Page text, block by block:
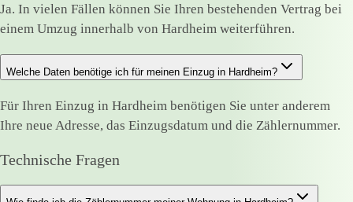
Ja. In vielen Fällen können Sie Ihren bestehenden Vertrag bei
einem Umzug innerhalb von Hardheim weiterführen.
Welche Daten benötige ich für meinen Einzug in Hardheim?
Für Ihren Einzug in Hardheim benötigen Sie unter anderem
Ihre neue Adresse, das Einzugsdatum und die Zählernummer.
Technische Fragen